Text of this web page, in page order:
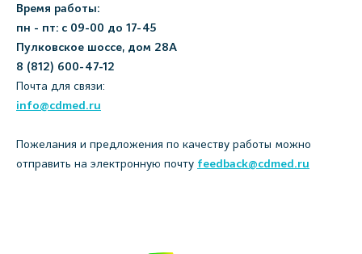
Время работы:
пн - пт: с 09-00 до 17-45
Пулковское шоссе, дом 28А
8 (812) 600-47-12
Почта для связи:
info@cdmed.ru
Пожелания и предложения по качеству работы можно
отправить на электронную почту feedback@cdmed.ru